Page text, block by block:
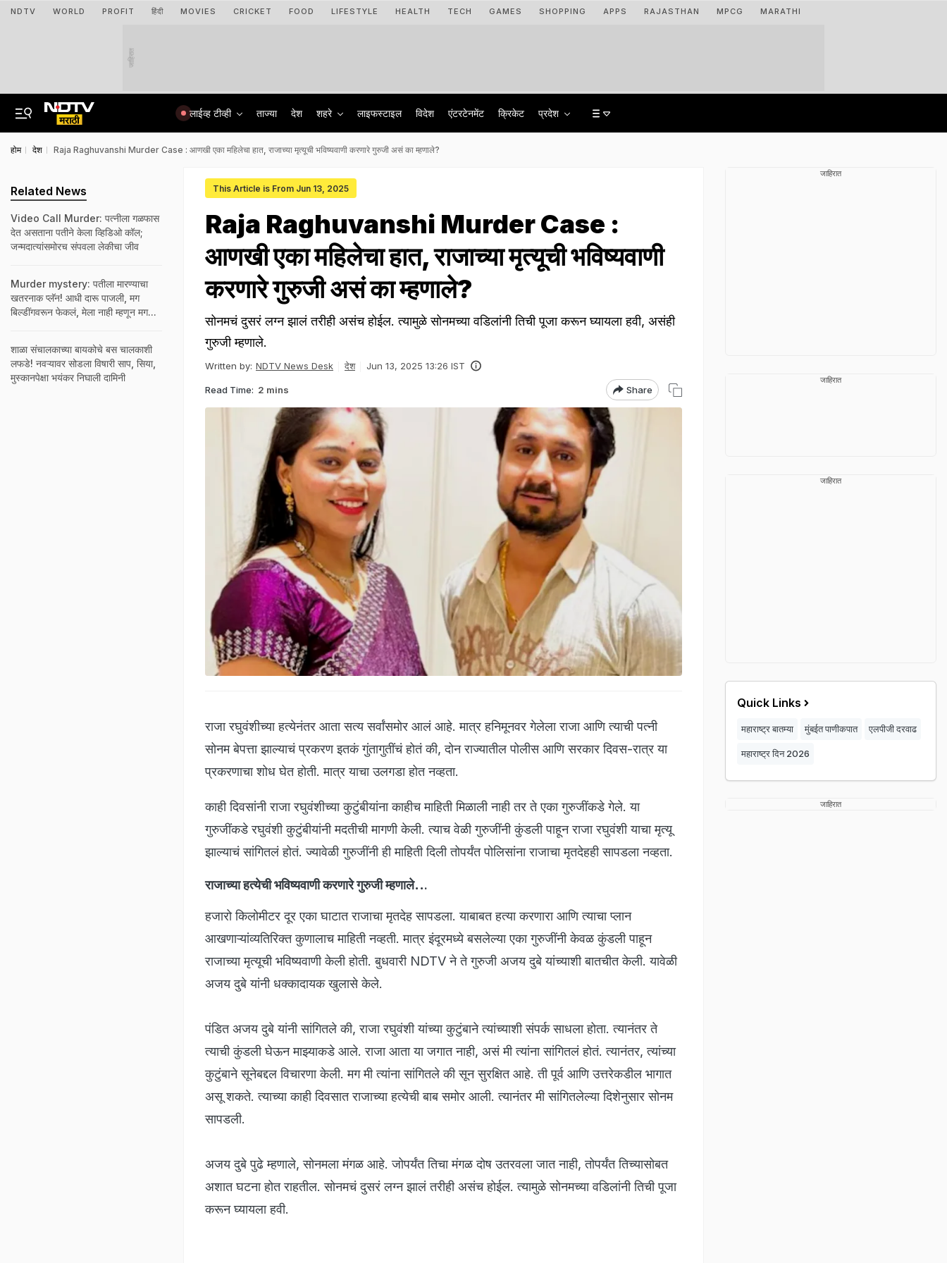
NDTV WORLD PROFIT हिंदी MOVIES CRICKET FOOD LIFESTYLE HEALTH TECH GAMES SHOPPING APPS RAJASTHAN MPCG MARATHI
जाहिरात
लाईव्ह टीव्ही ताज्या देश शहरे लाइफस्टाइल विदेश एंटरटेनमेंट क्रिकेट प्रदेश
होम देश Raja Raghuvanshi Murder Case : आणखी एका महिलेचा हात, राजाच्या मृत्यूची भविष्यवाणी करणारे गुरुजी असं का म्हणाले?
This Article is From Jun 13, 2025
Raja Raghuvanshi Murder Case :
आणखी एका महिलेचा हात, राजाच्या मृत्यूची भविष्यवाणी
करणारे गुरुजी असं का म्हणाले?
सोनमचं दुसरं लग्न झालं तरीही असंच होईल. त्यामुळे सोनमच्या वडिलांनी तिची पूजा करून घ्यायला हवी, असंही
गुरुजी म्हणाले.
Written by: NDTV News Desk देश Jun 13, 2025 13:26 IST
Read Time: 2 mins Share
राजा रघुवंशीच्या हत्येनंतर आता सत्य सर्वांसमोर आलं आहे. मात्र हनिमूनवर गेलेला राजा आणि त्याची पत्नी
सोनम बेपत्ता झाल्याचं प्रकरण इतकं गुंतागुतींचं होतं की, दोन राज्यातील पोलीस आणि सरकार दिवस-रात्र या
प्रकरणाचा शोध घेत होती. मात्र याचा उलगडा होत नव्हता.
काही दिवसांनी राजा रघुवंशीच्या कुटुंबीयांना काहीच माहिती मिळाली नाही तर ते एका गुरुजींकडे गेले. या
गुरुजींकडे रघुवंशी कुटुंबीयांनी मदतीची मागणी केली. त्याच वेळी गुरुजींनी कुंडली पाहून राजा रघुवंशी याचा मृत्यू
झाल्याचं सांगितलं होतं. ज्यावेळी गुरुजींनी ही माहिती दिली तोपर्यंत पोलिसांना राजाचा मृतदेहही सापडला नव्हता.
राजाच्या हत्येची भविष्यवाणी करणारे गुरुजी म्हणाले...
हजारो किलोमीटर दूर एका घाटात राजाचा मृतदेह सापडला. याबाबत हत्या करणारा आणि त्याचा प्लान
आखणाऱ्यांव्यतिरिक्त कुणालाच माहिती नव्हती. मात्र इंदूरमध्ये बसलेल्या एका गुरुजींनी केवळ कुंडली पाहून
राजाच्या मृत्यूची भविष्यवाणी केली होती. बुधवारी NDTV ने ते गुरुजी अजय दुबे यांच्याशी बातचीत केली. यावेळी
अजय दुबे यांनी धक्कादायक खुलासे केले.
पंडित अजय दुबे यांनी सांगितले की, राजा रघुवंशी यांच्या कुटुंबाने त्यांच्याशी संपर्क साधला होता. त्यानंतर ते
त्याची कुंडली घेऊन माझ्याकडे आले. राजा आता या जगात नाही, असं मी त्यांना सांगितलं होतं. त्यानंतर, त्यांच्या
कुटुंबाने सूनेबद्दल विचारणा केली. मग मी त्यांना सांगितले की सून सुरक्षित आहे. ती पूर्व आणि उत्तरेकडील भागात
असू शकते. त्याच्या काही दिवसात राजाच्या हत्येची बाब समोर आली. त्यानंतर मी सांगितलेल्या दिशेनुसार सोनम
सापडली.
अजय दुबे पुढे म्हणाले, सोनमला मंगळ आहे. जोपर्यंत तिचा मंगळ दोष उतरवला जात नाही, तोपर्यंत तिच्यासोबत
अशात घटना होत राहतील. सोनमचं दुसरं लग्न झालं तरीही असंच होईल. त्यामुळे सोनमच्या वडिलांनी तिची पूजा
करून घ्यायला हवी.
Related News
Video Call Murder: पत्नीला गळफास
देत असताना पतीने केला व्हिडिओ कॉल;
जन्मदात्यांसमोरच संपवला लेकीचा जीव
Murder mystery: पतीला मारण्याचा
खतरनाक प्लॅन! आधी दारू पाजली, मग
बिल्डींगवरून फेकलं, मेला नाही म्हणून मग...
शाळा संचालकाच्या बायकोचे बस चालकाशी
लफडे! नवऱ्यावर सोडला विषारी साप, सिया,
मुस्कानपेक्षा भयंकर निघाली दामिनी
जाहिरात
जाहिरात
जाहिरात
Quick Links
महाराष्ट्र बातम्या मुंबईत पाणीकपात एलपीजी दरवाढ
महाराष्ट्र दिन 2026
जाहिरात